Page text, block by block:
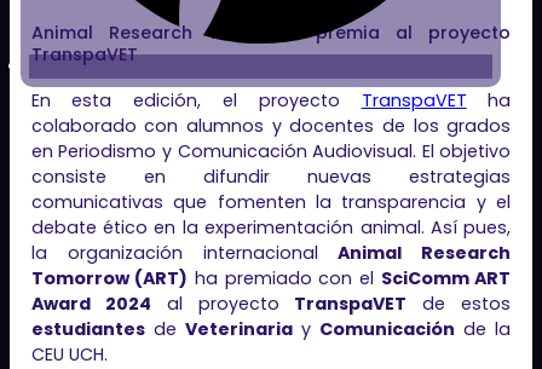
Animal Research Tomorrow premia al proyecto
TranspaVET
En esta edición, el proyecto TranspaVET ha
colaborado con alumnos y docentes de los grados
en Periodismo y Comunicación Audiovisual. El objetivo
consiste en difundir nuevas estrategias
comunicativas que fomenten la transparencia y el
debate ético en la experimentación animal. Así pues,
la organización internacionalAnimal Research
Tomorrow (ART) ha premiado con el SciComm ART
Award 2024 al proyecto TranspaVET de estos
estudiantesde Veterinariay Comunicación de la
CEU UCH.